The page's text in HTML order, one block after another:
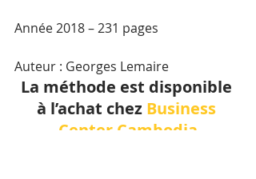
Année 2018 – 231 pages
Auteur : Georges Lemaire
La méthode est disponible
à l’achat chez Business
Center Cambodia